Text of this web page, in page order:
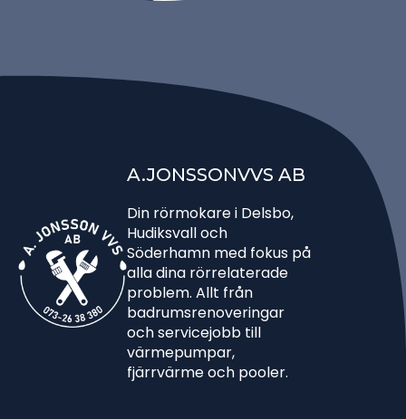
A.JONSSONVVS AB
Din rörmokare i Delsbo,
Hudiksvall och
Söderhamn med fokus på
alla dina rörrelaterade
problem. Allt från
badrumsrenoveringar
och servicejobb till
värmepumpar,
fjärrvärme och pooler.